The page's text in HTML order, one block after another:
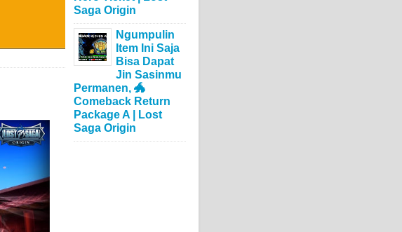
Saga Origin
Ngumpulin
Item Ini Saja
Bisa Dapat
Jin Sasinmu
Permanen, 🐲
Comeback Return
Package A | Lost
Saga Origin